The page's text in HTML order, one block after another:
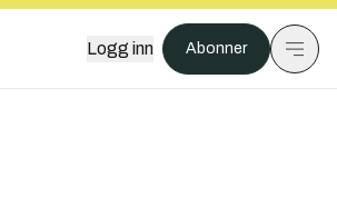
Logg inn Abonner